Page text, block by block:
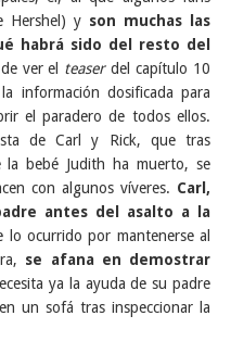
Hershel) y son muchas las
habrá sido del resto del
ver el teaserdel capítulo 10
información dosificada para
el paradero de todos ellos.
de Carl y Rick, que tras
la bebé Judith ha muerto, se
con algunos víveres. Carl,
antes del asalto a la
lo ocurrido por mantenerse al
se afana en demostrar
ya la ayuda de su padre
un sofá tras inspeccionar la